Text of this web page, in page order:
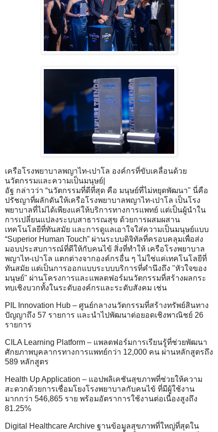
เครือโรงพยาบาลพญาไท-เปาโล องค์กรที่ขับเคลื่อนด้วย
นวัตกรรมและความเป็นมนุษย์|
อัฐ กล่าวว่า “นวัตกรรมที่ดีที่สุด คือ มนุษย์ที่ไม่หยุดพัฒนา" นี่คือ
ปรัชญาที่ผลักดันให้เครือโรงพยาบาลพญาไท-เปาโล เป็นโรง
พยาบาลที่ไม่ได้เพียงแค่ให้บริการทางการแพทย์ แต่เป็นผู้นำใน
การเปลี่ยนแปลงระบบสาธารณสุข ด้วยการผสมผสาน
เทคโนโลยีที่ทันสมัย และการดูแลเอาใจใส่ความเป็นมนุษย์แบบ
“Superior Human Touch” ผ่านระบบดิจิทัลที่ครอบคลุมเพื่อส่ง
มอบประสบการณ์ที่ดีให้กับคนไข้ สิ่งที่ทำให้ เครือโรงพยาบาล
พญาไท-เปาโล แตกต่างจากองค์กรอื่น ๆ ไม่ใช่แค่เทคโนโลยีที่
ทันสมัย แต่เป็นการออกแบบระบบบริการที่คำนึงถึง "หัวใจของ
มนุษย์" ผ่านโครงการและแพลตฟอร์มนวัตกรรมที่สร้างผลกระ
ทบเชิงบวกทั้งในระดับองค์กรและระดับสังคม เช่น
PIL Innovation Hub – ศูนย์กลางนวัตกรรมที่สร้างทรัพย์สินทาง
ปัญญาถึง 57 รายการ และนำไปพัฒนาต่อยอดเชิงพาณิชย์ 26
รายการ
CILA Learning Platform – แพลตฟอร์มการเรียนรู้ที่ช่วยพัฒนา
ศักยภาพบุคลากรทางการแพทย์กว่า 12,000 คน ผ่านหลักสูตรถึง
589 หลักสูตร
Health Up Application – แอปพลิเคชันสุขภาพที่ช่วยให้ความ
สะดวกด้วยการเชื่อมโยงโรงพยาบาลกับคนไข้ ที่มีผู้ใช้งาน
มากกว่า 546,865 ราย พร้อมอัตราการใช้งานต่อเนื่องสูงถึง
81.25%
Digital Healthcare Archive ฐานข้อมูลสุขภาพที่ใหญ่ที่สุดใน